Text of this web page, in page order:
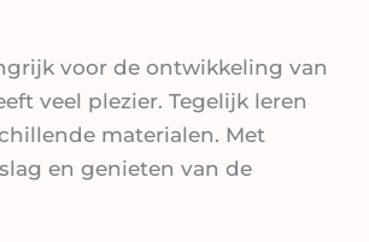
voor de ontwikkeling van
veel plezier. Tegelijk leren
materialen. Met
en genieten van de